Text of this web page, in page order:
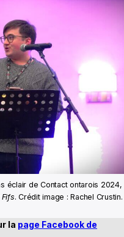
éclair de Contact ontarois 2024,
Fifs. Crédit image : Rachel Crustin.
la page Facebook de